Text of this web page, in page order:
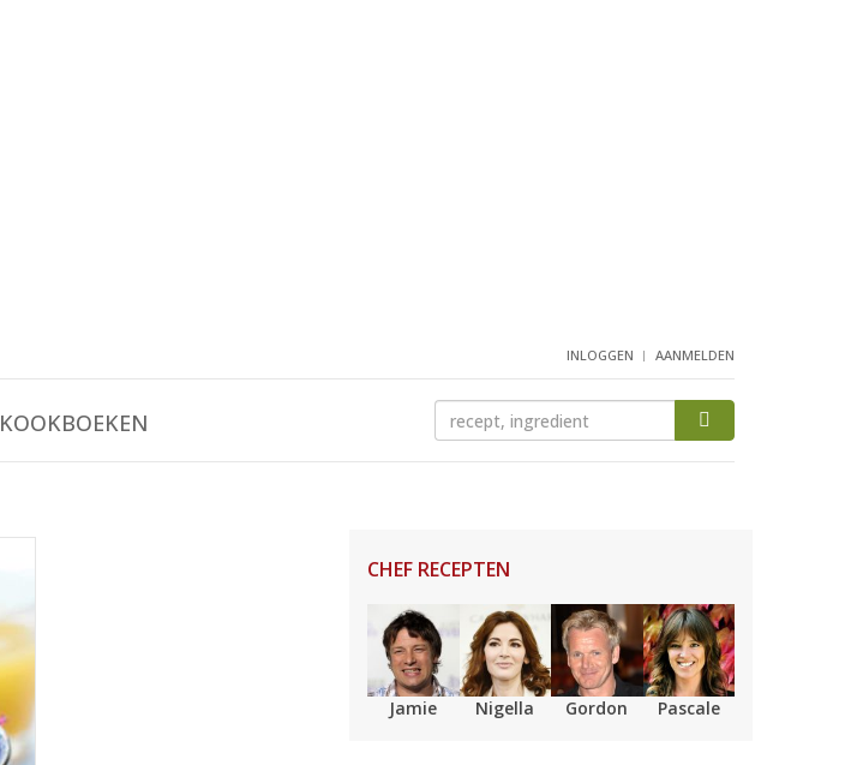
INLOGGEN AANMELDEN
KOOKBOEKEN
CHEF RECEPTEN
Jamie Nigella Gordon Pascale